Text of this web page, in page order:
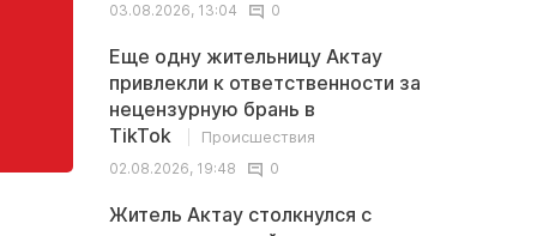
03.08.2026, 13:04
0
Еще одну жительницу Актау
привлекли к ответственности за
нецензурную брань в
TikTok
Происшествия
02.08.2026, 19:48
0
Житель Актау столкнулся с